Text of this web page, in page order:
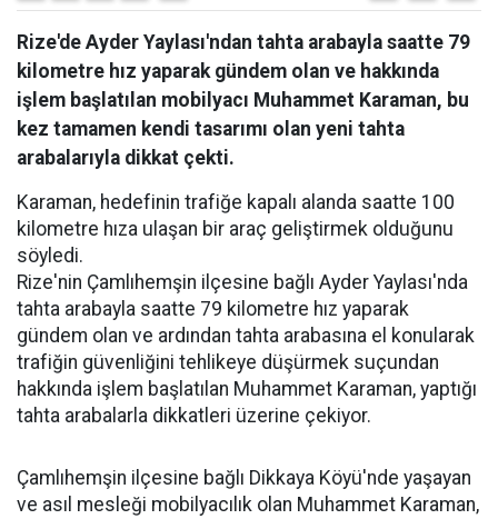
Rize'de Ayder Yaylası'ndan tahta arabayla saatte 79
kilometre hız yaparak gündem olan ve hakkında
işlem başlatılan mobilyacı Muhammet Karaman, bu
kez tamamen kendi tasarımı olan yeni tahta
arabalarıyla dikkat çekti.
Karaman, hedefinin trafiğe kapalı alanda saatte 100
kilometre hıza ulaşan bir araç geliştirmek olduğunu
söyledi.
Rize'nin Çamlıhemşin ilçesine bağlı Ayder Yaylası'nda
tahta arabayla saatte 79 kilometre hız yaparak
gündem olan ve ardından tahta arabasına el konularak
trafiğin güvenliğini tehlikeye düşürmek suçundan
hakkında işlem başlatılan Muhammet Karaman, yaptığı
tahta arabalarla dikkatleri üzerine çekiyor.
Çamlıhemşin ilçesine bağlı Dikkaya Köyü'nde yaşayan
ve asıl mesleği mobilyacılık olan Muhammet Karaman,